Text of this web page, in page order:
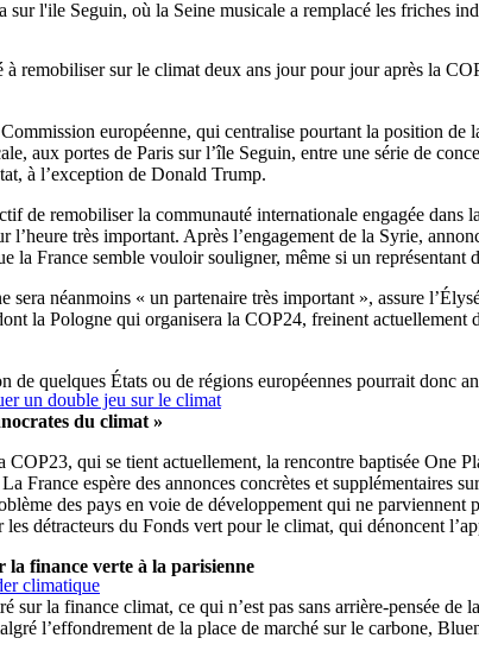
sur l'ile Seguin, où la Seine musicale a remplacé les friches
à remobiliser sur le climat deux ans jour pour jour après la
européenne, qui centralise pourtant la position
aux portes de Paris sur l’île Seguin, entre une série de
à l’exception de Donald Trump.
de remobiliser la communauté internationale engagée dans
l’heure très important. Après l’engagement de la Syrie,
la France semble vouloir souligner, même si un représentant
sera néanmoins « un partenaire très important », assure
la Pologne qui organisera la COP24, freinent
un double jeu sur le climat
de quelques États ou de régions européennes pourrait donc
du climat »
COP23, qui se tient actuellement, la rencontre baptisée One
France espère des annonces concrètes et
des pays en voie de développement qui ne
les détracteurs du Fonds vert pour le climat, qui dénoncent
climatique
finance verte à la parisienne
sur la finance climat, ce qui n’est pas sans arrière-pensée
l’effondrement de la place de marché sur le carbone,